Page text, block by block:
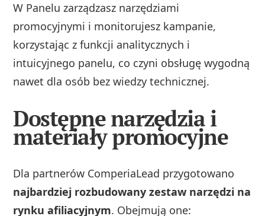
W Panelu zarządzasz narzędziami
promocyjnymi i monitorujesz kampanie,
korzystając z funkcji analitycznych i
intuicyjnego panelu, co czyni obsługę wygodną
nawet dla osób bez wiedzy technicznej.
Dostępne narzędzia i
materiały promocyjne
Dla partnerów ComperiaLead przygotowano
najbardziej rozbudowany zestaw narzędzi na
rynku afiliacyjnym. Obejmują one: